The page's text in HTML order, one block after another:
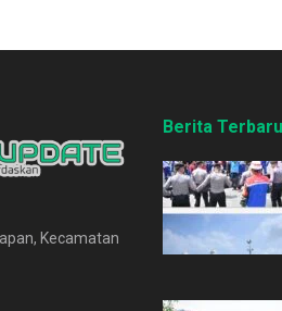
Kecamatan
Berita Terbaru